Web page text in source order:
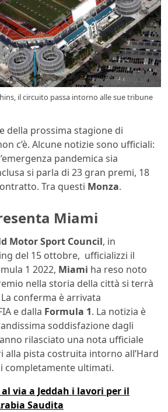
il circuito passa intorno alle sue tribune
della prossima stagione di
c’è. Alcune notizie sono ufficiali:
pandemica sia
si parla di 23 gran premi, 18
Tra questi Monza.
Miami
Motor Sport Council, in
del 15 ottobre, ufficializzi il
1 2022, Miami ha reso noto
nella storia della città si terrà
conferma è arrivata
e dalla Formula 1. La notizia è
soddisfazione dagli
rilasciato una nota ufficiale
alla pista costruita intorno all’Hard
completamente ultimati.
al via a Jeddah i lavori per il
Saudita